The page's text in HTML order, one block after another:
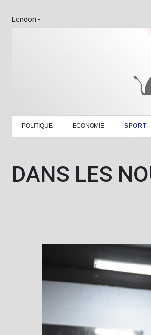
London -
POLITIQUE ECONOMIE SPORT
DANS LES